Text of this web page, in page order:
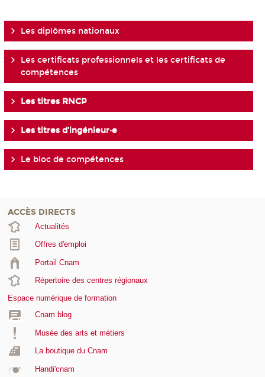
Les diplômes nationaux
Les certificats professionnels et les certificats de
compétences
Les titres RNCP
Les titres d’ingénieur·e
Le bloc de compétences
ACCÈS DIRECTS
Actualités
Offres d'emploi
Portail Cnam
Répertoire des centres régionaux
Espace numérique de formation
Cnam blog
Musée des arts et métiers
La boutique du Cnam
Handi'cnam